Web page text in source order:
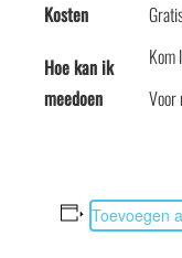
Kosten
Hoe kan ik
meedoen
Kom
Voor
Toevoegen